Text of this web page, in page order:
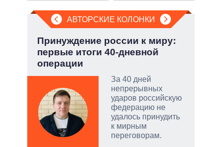
АВТОРСКИЕ КОЛОНКИ
Принуждение россии к миру:
первые итоги 40-дневной
операции
За 40 дней
непрерывных
ударов российскую
федерацию не
удалось принудить
к мирным
переговорам.